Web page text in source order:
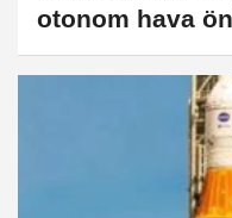
otonom hava
sağladı